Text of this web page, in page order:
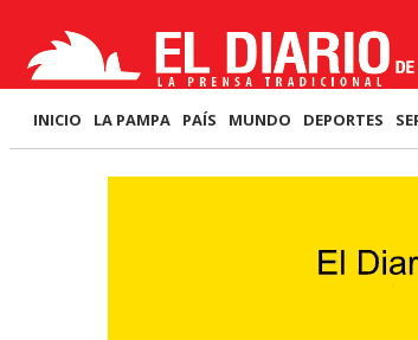
INICIO LA PAMPA PAÍS MUNDO DEPORTES